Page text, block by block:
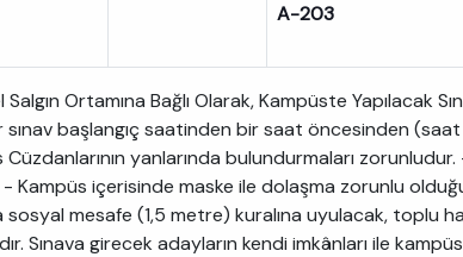
A-203
Ortamına Bağlı Olarak, Kampüste Yapılacak
başlangıç saatinden bir saat öncesinden
Cüzdanlarının yanlarında bulundurmaları
- Kampüs içerisinde maske ile dolaşma zorunlu
sosyal mesafe (1,5 metre) kuralına uyulacak,
Sınava girecek adayların kendi imkânları ile